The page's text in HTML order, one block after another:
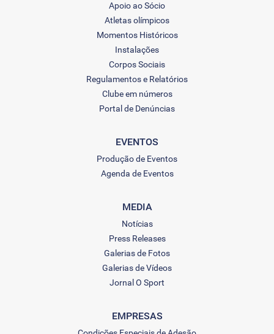
Apoio ao Sócio
Atletas olímpicos
Momentos Históricos
Instalações
Corpos Sociais
Regulamentos e Relatórios
Clube em números
Portal de Denúncias
EVENTOS
Produção de Eventos
Agenda de Eventos
MEDIA
Notícias
Press Releases
Galerias de Fotos
Galerias de Vídeos
Jornal O Sport
EMPRESAS